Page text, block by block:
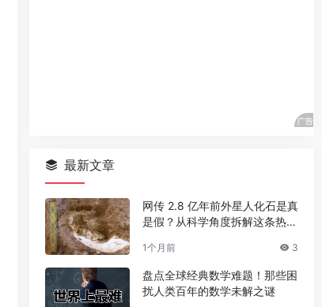
最新文章
网传 2.8 亿年前外星人化石是真
是假？从科学角度拆解这条热门
1个月前 3
盘点全球经典数学难题！那些困
扰人类百年的数学未解之谜